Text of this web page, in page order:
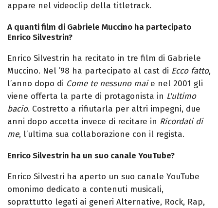
appare nel videoclip della titletrack.
A quanti film di Gabriele Muccino ha partecipato
Enrico Silvestrin?
Enrico Silvestrin ha recitato in tre film di Gabriele
Muccino. Nel ’98 ha partecipato al cast di Ecco fatto,
l’anno dopo di Come te nessuno maie nel 2001 gli
viene offerta la parte di protagonista in L'ultimo
bacio. Costretto a rifiutarla per altri impegni, due
anni dopo accetta invece di recitare in Ricordati di
me, l’ultima sua collaborazione con il regista.
Enrico Silvestrin ha un suo canale YouTube?
Enrico Silvestri ha aperto un suo canale YouTube
omonimo dedicato a contenuti musicali,
soprattutto legati ai generi Alternative, Rock, Rap,